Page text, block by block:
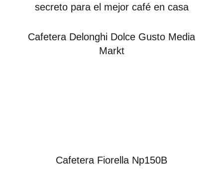
secreto para el mejor café en casa
Cafetera Delonghi Dolce Gusto Media
Markt
Cafetera Fiorella Np150B